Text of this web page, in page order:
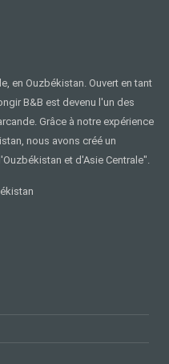
en Ouzbékistan. Ouvert en tant
B&B est devenu l'un des
Grâce à notre expérience
nous avons créé un
et d'Asie Centrale".